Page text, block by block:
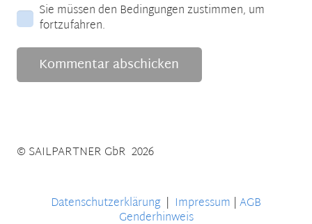
Sie müssen den Bedingungen zustimmen, um
fortzufahren.
Kommentar abschicken
© SAILPARTNER GbR 2026
Datenschutzerklärung | Impressum |AGB
Genderhinweis